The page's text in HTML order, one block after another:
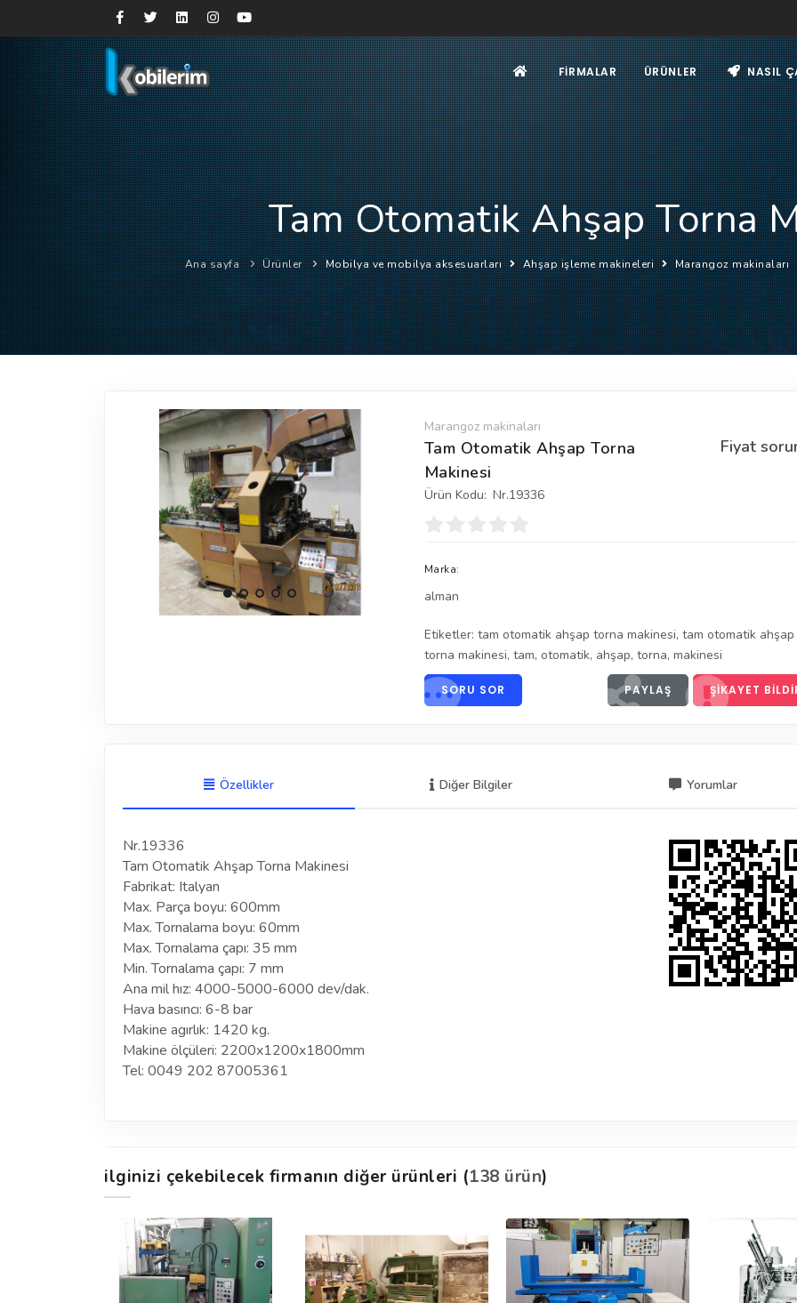
FIRMALAR ÜRÜNLER NASIL
Tam Otomatik Ahşap Torna
Ana sayfa Ürünler Mobilya ve mobilya aksesuarları Ahşap işleme makineleri Marangoz makinaları
Marangoz makinaları
Fiyat
Tam Otomatik Ahşap Torna
Makinesi
Ürün Kodu: Nr.19336
Marka:
alman
Etiketler: tam otomatik ahşap torna makinesi, tam otomatik ahşap
torna makinesi, tam, otomatik, ahşap, torna, makinesi
SORU SOR PAYLAŞ ŞIKAYET
Özellikler Diğer Bilgiler Yorumlar
Nr.19336
Tam Otomatik Ahşap Torna Makinesi
Fabrikat: Italyan
Max. Parça boyu: 600mm
Max. Tornalama boyu: 60mm
Max. Tornalama çapı: 35 mm
Min. Tornalama çapı: 7 mm
Ana mil hız: 4000-5000-6000 dev/dak.
Hava basıncı: 6-8 bar
Makine agırlık: 1420 kg.
Makine ölçüleri: 2200x1200x1800mm
Tel: 0049 202 87005361
ilginizi çekebilecek firmanın diğer ürünleri (138 ürün)